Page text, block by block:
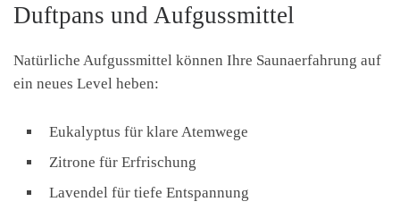
Duftpans und Aufgussmittel
Natürliche Aufgussmittel können Ihre Saunaerfahrung auf
ein neues Level heben:
Eukalyptus für klare Atemwege
Zitrone für Erfrischung
Lavendel für tiefe Entspannung